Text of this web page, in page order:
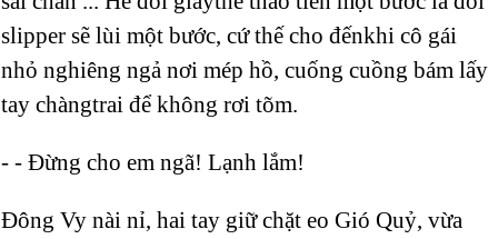
slipper sẽ lùi một bước, cứ thế cho đếnkhi cô gái
nhỏ nghiêng ngả nơi mép hồ, cuống cuồng bám lấy
tay chàngtrai để không rơi tõm.
- - Đừng cho em ngã! Lạnh lắm!
Đông Vy nài nỉ, hai tay giữ chặt eo Gió Quỷ, vừa